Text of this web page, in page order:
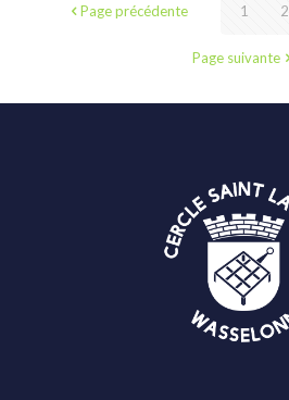
Page précédente 1 2
Page suivante